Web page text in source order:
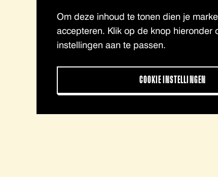
Om deze inhoud te tonen dien je
accepteren. Klik op de knop hieronder
instellingen aan te passen.
COOKIE INSTELLINGEN